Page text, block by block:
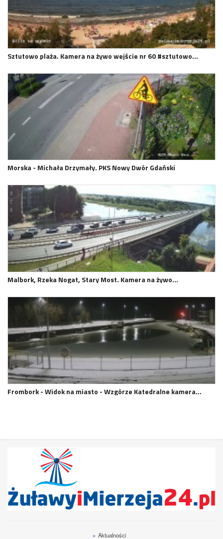
Sztutowo plaża. Kamera na żywo wejście nr 60 #sztutowo…
Morska - Michała Drzymały. PKS Nowy Dwór Gdański
Malbork, Rzeka Nogat, Stary Most. Kamera na żywo…
Frombork - Widok na miasto - Wzgórze Katedralne kamera…
» Aktualności